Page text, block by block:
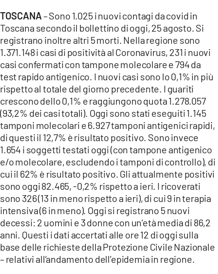
TOSCANA– Sono 1.025 i nuovi contagi da covid in
Toscana secondo il bollettino di oggi, 25 agosto. Si
registrano inoltre altri 5 morti. Nella regione sono
1.371.148 i casi di positività al Coronavirus, 231 i nuovi
casi confermati con tampone molecolare e 794 da
test rapido antigenico. I nuovi casi sono lo 0,1% in più
rispetto al totale del giorno precedente. I guariti
crescono dello 0,1% e raggiungono quota 1.278.057
(93,2% dei casi totali). Oggi sono stati eseguiti 1.145
tamponi molecolari e 6.927 tamponi antigenici rapidi,
di questi il 12,7% è risultato positivo. Sono invece
1.654 i soggetti testati oggi (con tampone antigenico
e/o molecolare, escludendo i tamponi di controllo), di
cui il 62% è risultato positivo. Gli attualmente positivi
sono oggi 82.465, -0,2% rispetto a ieri. I ricoverati
sono 326 (13 in meno rispetto a ieri), di cui 9 in terapia
intensiva (6 in meno). Oggi si registrano 5 nuovi
decessi: 2 uomini e 3 donne con un’età media di 86,2
anni. Questi i dati accertati alle ore 12 di oggi sulla
base delle richieste della Protezione Civile Nazionale
– relativi all’andamento dell’epidemia in regione.